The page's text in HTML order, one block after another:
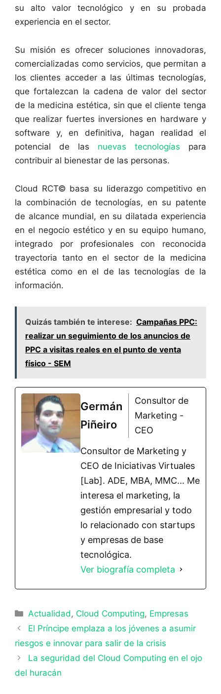
su alto valor tecnológico y en su probada
experiencia en el sector.
Su misión es ofrecer soluciones innovadoras,
comercializadas como servicios, que permitan a
los clientes acceder a las últimas tecnologías,
que fortalezcan la cadena de valor del sector
de la medicina estética, sin que el cliente tenga
que realizar fuertes inversiones en hardware y
software y, en definitiva, hagan realidad el
potencial de las nuevas tecnologías para
contribuir al bienestar de las personas.
Cloud RCT© basa su liderazgo competitivo en
la combinación de tecnologías, en su patente
de alcance mundial, en su dilatada experiencia
en el negocio estético y en su equipo humano,
integrado por profesionales con reconocida
trayectoria tanto en el sector de la medicina
estética como en el de las tecnologías de la
información.
Quizás también te interese: Campañas PPC:
realizar un seguimiento de los anuncios de
PPC a visitas reales en el punto de venta
físico - SEM
Germán
Piñeiro
Consultor de
Marketing -
CEO
Consultor de Marketing y
CEO de Iniciativas Virtuales
[Lab]. ADE, MBA, MMC... Me
interesa el marketing, la
gestión empresarial y todo
lo relacionado con startups
y empresas de base
tecnológica.
Ver biografía completa
Categorías
Actualidad , Cloud Computing, Empresas
El Príncipe emplaza a los jóvenes a asumir
riesgos e innovar para salir de la crisis
La seguridad del Cloud Computing en el ojo
del huracán